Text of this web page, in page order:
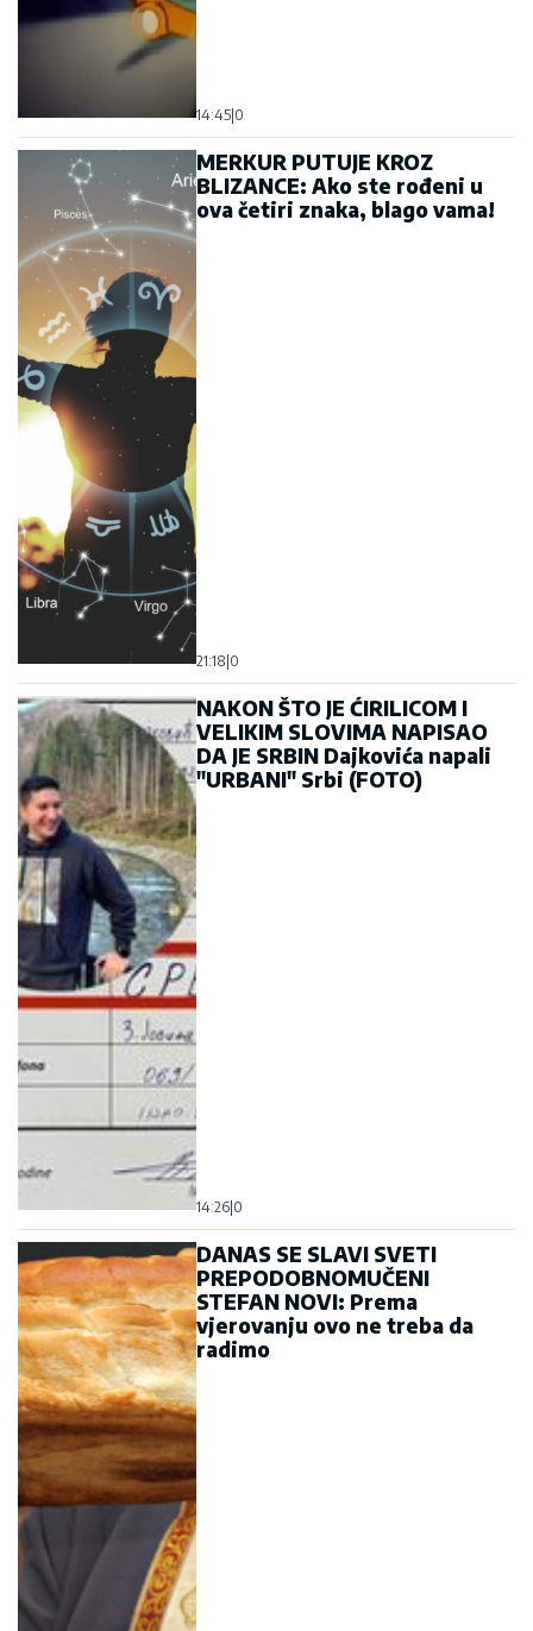
14:45|0
MERKUR PUTUJE KROZ
BLIZANCE: Ako ste rođeni u
ova četiri znaka, blago vama!
21:18|0
NAKON ŠTO JE ĆIRILICOM I
VELIKIM SLOVIMA NAPISAO
DA JE SRBIN Dajkovića napali
"URBANI" Srbi (FOTO)
14:26|0
DANAS SE SLAVI SVETI
PREPODOBNOMUČENI
STEFAN NOVI: Prema
vjerovanju ovo ne treba da
radimo